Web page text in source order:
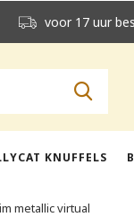
KNUFFELS
voor 17 uur
metallic virtual